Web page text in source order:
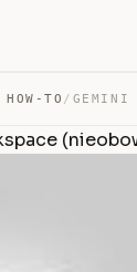
HOW-TO /